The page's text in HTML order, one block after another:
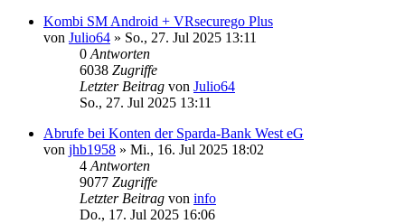
Kombi SM Android + VRsecurego Plus
von Julio64 » So., 27. Jul 2025 13:11
0 Antworten
6038 Zugriffe
Letzter Beitrag von Julio64
So., 27. Jul 2025 13:11
Abrufe bei Konten der Sparda-Bank West eG
von jhb1958 » Mi., 16. Jul 2025 18:02
4 Antworten
9077 Zugriffe
Letzter Beitrag von info
Do., 17. Jul 2025 16:06